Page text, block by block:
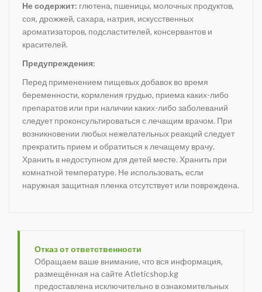
Не содержит: глютена, пшеницы, молочных продуктов,
соя, дрожжей, сахара, натрия, искусственных
ароматизаторов, подсластителей, консервантов и
красителей.
Предупреждения:
Перед применением пищевых добавок во время
беременности, кормления грудью, приема каких-либо
препаратов или при наличии каких-либо заболеваний
следует проконсультироваться с лечащим врачом. При
возникновении любых нежелательных реакций следует
прекратить прием и обратиться к лечащему врачу.
Хранить в недоступном для детей месте. Хранить при
комнатной температуре. Не использовать, если
наружная защитная пленка отсутствует или повреждена.
Отказ от ответственности
Обращаем ваше внимание, что вся информация,
размещённая на сайте Atleticshop.kg
предоставлена исключительно в ознакомительных